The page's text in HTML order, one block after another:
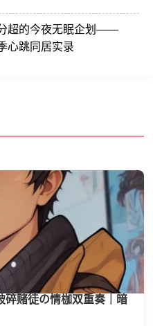
超的今夜无眠企划——
心跳同居实录
碎赌徒の情枷双重奏｜暗